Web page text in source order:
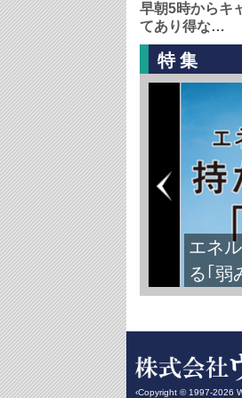
早朝5時からキ
てあり得な…
特集
エネ
る｢弱
‹Copyright © 1997-2026